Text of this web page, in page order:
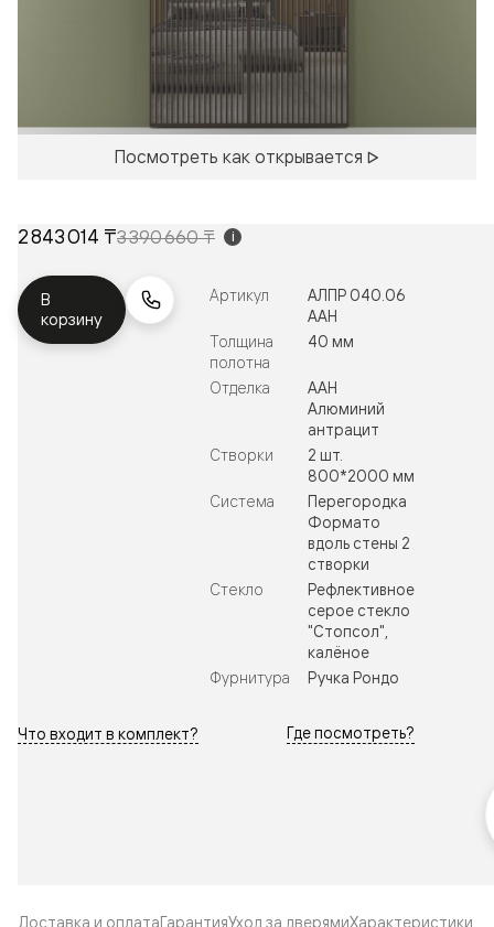
Посмотреть как открывается
2 843 014 ₸3 390 660 ₸ i
В
корзину
Артикул
АЛПР 040.06
ААН
Толщина
полотна
40 мм
Отделка
ААН
Алюминий
антрацит
Створки
2 шт.
800*2000 мм
Система
Перегородка
Формато
вдоль стены 2
створки
Стекло
Рефлективное
серое стекло
"Стопсол",
калёное
Фурнитура
Ручка Рондо
Что входит в комплект? Где посмотреть?
Доставка и оплатаГарантияУход за дверямиХарактеристики